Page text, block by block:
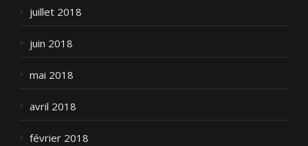
juillet 2018
juin 2018
mai 2018
avril 2018
février 2018